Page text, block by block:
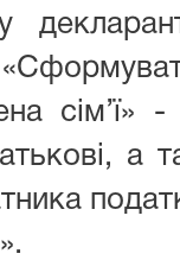
сім’ї»
а